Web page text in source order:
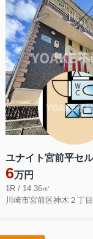
6万円
1R / 14.36㎡
川崎市宮前区神木２丁目